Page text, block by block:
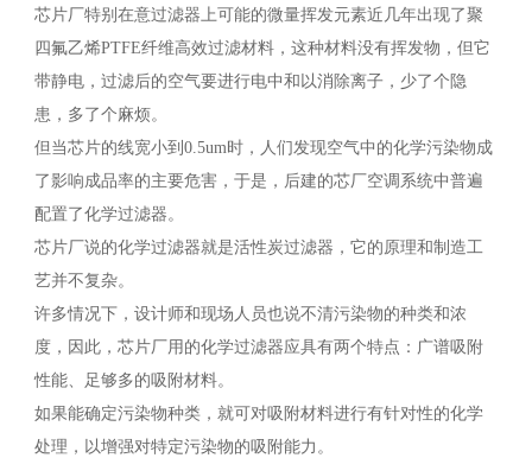
芯片厂特别在意过滤器上可能的微量挥发元素近几年出现了聚
四氟乙烯PTFE纤维高效过滤材料，这种材料没有挥发物，但它
带静电，过滤后的空气要进行电中和以消除离子，少了个隐
患，多了个麻烦。
但当芯片的线宽小到0.5um时，人们发现空气中的化学污染物成
了影响成品率的主要危害，于是，后建的芯厂空调系统中普遍
配置了化学过滤器。
芯片厂说的化学过滤器就是活性炭过滤器，它的原理和制造工
艺并不复杂。
许多情况下，设计师和现场人员也说不清污染物的种类和浓
度，因此，芯片厂用的化学过滤器应具有两个特点：广谱吸附
性能、足够多的吸附材料。
如果能确定污染物种类，就可对吸附材料进行有针对性的化学
处理，以增强对特定污染物的吸附能力。